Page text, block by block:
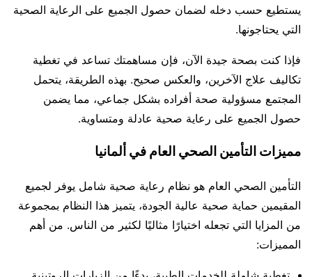
يستطيع حسب دخله لضمان حصول الجميع على الرعاية الصحية
التي يحتاجونها.
فإذا كنت بصحة جيدة الآن، فإن مساهمتك تساعد في تغطية
تكاليف علاج الآخرين، والعكس صحيح. بهذه الطريقة، يتحمل
المجتمع مسؤولية صحة أفراده بشكل جماعي، مما يضمن
حصول الجميع على رعاية صحية عادلة ومتساوية.
مميزات التأمين الصحي العام في ألمانيا
التأمين الصحي العام هو نظام رعاية صحية شامل يوفر لجميع
المقيمين حماية صحية عالية الجودة، يتميز هذا النظام بمجموعة
من المزايا التي تجعله اختيارًا مثاليًا لكثير من الناس. من أهم
المميزات: